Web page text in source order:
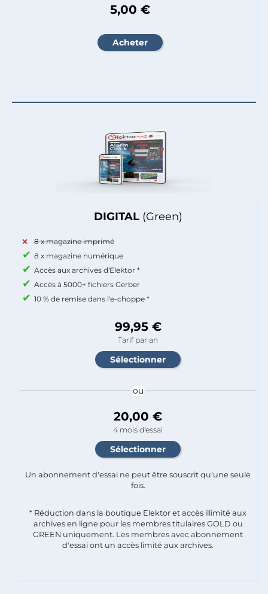
DIGITAL (Green)
8 x magazine imprimé
8 x magazine numérique
Accès aux archives d'Elektor *
Accès à 5000+ fichiers Gerber
10 % de remise dans l'e-choppe *
99,95 €
Tarif par an
ou
20,00 €
4 mois d'essai
Un abonnement d'essai ne peut être souscrit qu'une seule
fois.​
* Réduction dans la boutique Elektor et accès illimité aux
archives en ligne pour les membres titulaires GOLD ou
GREEN uniquement. Les membres avec abonnement
d'essai ont un accès limité aux archives.
5,00 €